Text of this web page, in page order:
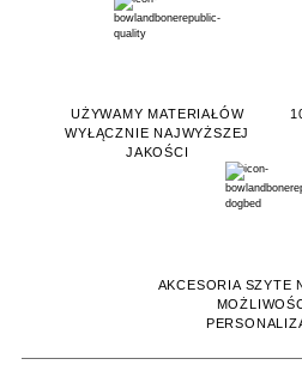
UŻYWAMY MATERIAŁÓW
WYŁĄCZNIE NAJWYŻSZEJ
JAKOŚCI
AKCESORIA SZYTE